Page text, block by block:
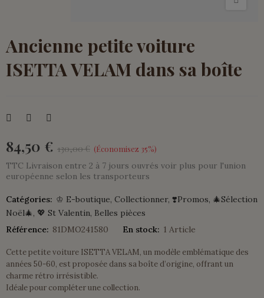
Ancienne petite voiture
ISETTA VELAM dans sa boîte
84,50 € 130,00 € Économisez 35%
TTC Livraison entre 2 à 7 jours ouvrés voir plus pour l'union
européenne selon les transporteurs
Catégories: ♔ E-boutique Collectionner ❣️Promos 🎄Sélection
Noël🎄 💖 St Valentin Belles pièces
Référence: 81DMO241580 En stock: 1 Article
Cette petite voiture ISETTA VELAM, un modèle emblématique des
années 50-60, est proposée dans sa boîte d’origine, offrant un
charme rétro irrésistible.
Idéale pour compléter une collection.